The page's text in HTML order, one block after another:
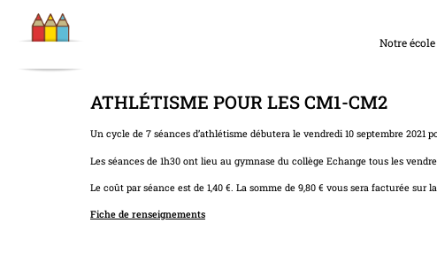
Notre école
ATHLÉTISME POUR LES CM1-CM2
Un cycle de 7 séances d’athlétisme débutera le vendredi 10 septembre 2021
Les séances de 1h30 ont lieu au gymnase du collège Echange tous les
Le coût par séance est de 1,40 €. La somme de 9,80 € vous sera facturée sur
Fiche de renseignements